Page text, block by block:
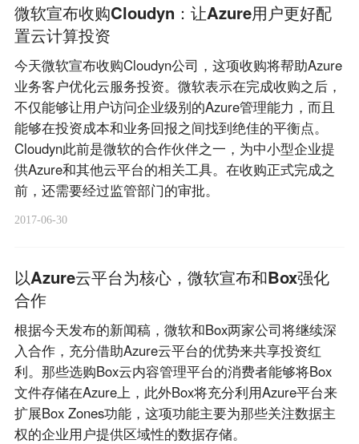
微软宣布收购Cloudyn：让Azure用户更好配
置云计算投资
今天微软宣布收购Cloudyn公司，这项收购将帮助Azure
业务客户优化云服务投资。微软表示在完成收购之后，
不仅能够让用户访问企业级别的Azure管理能力，而且
能够在投资成本和业务回报之间找到绝佳的平衡点。
Cloudyn此前是微软的合作伙伴之一，为中小型企业提
供Azure和其他云平台的相关工具。在收购正式完成之
前，还需要经过监管部门的审批。
2017-06-30
以Azure云平台为核心，微软宣布和Box强化
合作
根据今天发布的新闻稿，微软和Box两家公司将继续深
入合作，充分借助Azure云平台的优势来共享投资红
利。那些选购Box云内容管理平台的消费者能够将Box
文件存储在Azure上，此外Box将充分利用Azure平台来
扩展Box Zones功能，这项功能主要为那些关注数据主
权的企业用户提供区域性的数据存储。